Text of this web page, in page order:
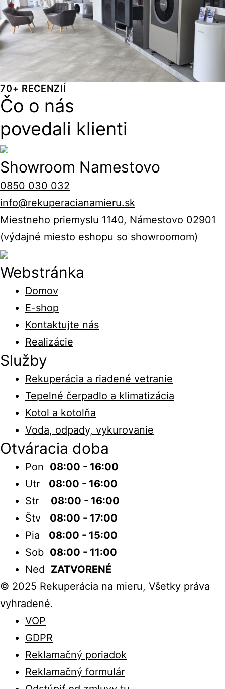
70+ RECENZIÍ
Čo o nás
povedali klienti
Showroom Namestovo
0850 030 032
info@rekuperacianamieru.sk
Miestneho priemyslu 1140, Námestovo 02901
(výdajné miesto eshopu so showroomom)
Webstránka
Domov
E-shop
Kontaktujte nás
Realizácie
Služby
Rekuperácia a riadené vetranie
Tepelné čerpadlo a klimatizácia
Kotol a kotolňa
Voda, odpady, vykurovanie
Otváracia doba
Pon 08:00 - 16:00
Utr 08:00 - 16:00
Str 08:00 - 16:00
Štv 08:00 - 17:00
Pia 08:00 - 15:00
Sob 08:00 - 11:00
Ned ZATVORENÉ
© 2025 Rekuperácia na mieru, Všetky práva
vyhradené.
VOP
GDPR
Reklamačný poriadok
Reklamačný formulár